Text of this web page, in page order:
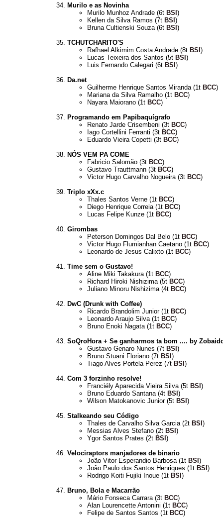
Murilo e as Novinha
Murilo Munhoz Andrade (6t BSI )
Kellen da Silva Ramos (7t BSI )
Bruna Cultienski Souza (6t BSI )
TCHUTCHARITO'S
Rafhael Alkimim Costa Andrade (8t BSI )
Lucas Teixeira dos Santos (5t BSI )
Luis Fernando Calegari (6t BSI )
Da.net
Guilherme Henrique Santos Miranda (1t BCC)
Mariana da Silva Ramalho (1t BCC)
Nayara Maiorano (1t BCC)
Programando em Papibaquígrafo
Renato Jarde Crisembeni (3t BCC)
Iago Cortellini Ferranti (3t BCC)
Eduardo Vieira Copetti (3t BCC)
NÓS VEM PA COME
Fabricio Salomão (3t BCC)
Gustavo Trauttmann (3t BCC)
Victor Hugo Carvalho Nogueira (3t BCC)
Triplo xXx.c
Thales Santos Verne (1t BCC)
Diego Henrique Correia (1t BCC)
Lucas Felipe Kunze (1t BCC)
Girombas
Peterson Domingos Dal Belo (1t BCC)
Victor Hugo Flumianhan Caetano (1t BCC)
Leonardo de Jesus Calixto (1t BCC)
Time sem o Gustavo!
Aline Miki Takakura (1t BCC)
Richard Hiroki Nishizima (5t BCC)
Juliano Minoru Nishizima (4t BCC)
DwC (Drunk with Coffee)
Ricardo Brandolim Junior (1t BCC)
Leonardo Araujo Silva (1t BCC)
Bruno Enoki Nagata (1t BCC)
SoQroHora + Se ganharmos ta bom .... by
Gustavo Genaro Nunes (7t BSI )
Bruno Stuani Floriano (7t BSI )
Tiago Alves Portela Perez (7t BSI )
Com 3 forzinho resolve!
Franciély Aparecida Vieira Silva (5t BSI )
Bruno Eduardo Santana (4t BSI )
Wilson Matokanovic Junior (5t BSI )
Stalkeando seu Código
Thales de Carvalho Silva Garcia (2t BSI )
Messias Alves Stefano (2t BSI )
Ygor Santos Prates (2t BSI )
Velociraptors manjadores de binario
João Vitor Esperandio Barbosa (1t BSI )
João Paulo dos Santos Henriques (1t BSI )
Rodrigo Koiti Fujiki Inoue (1t BSI )
Bruno, Bola e Macarrão
Mário Fonseca Carrara (3t BCC)
Alan Lourencette Antonini (1t BCC)
Felipe de Santos Santos (1t BCC)